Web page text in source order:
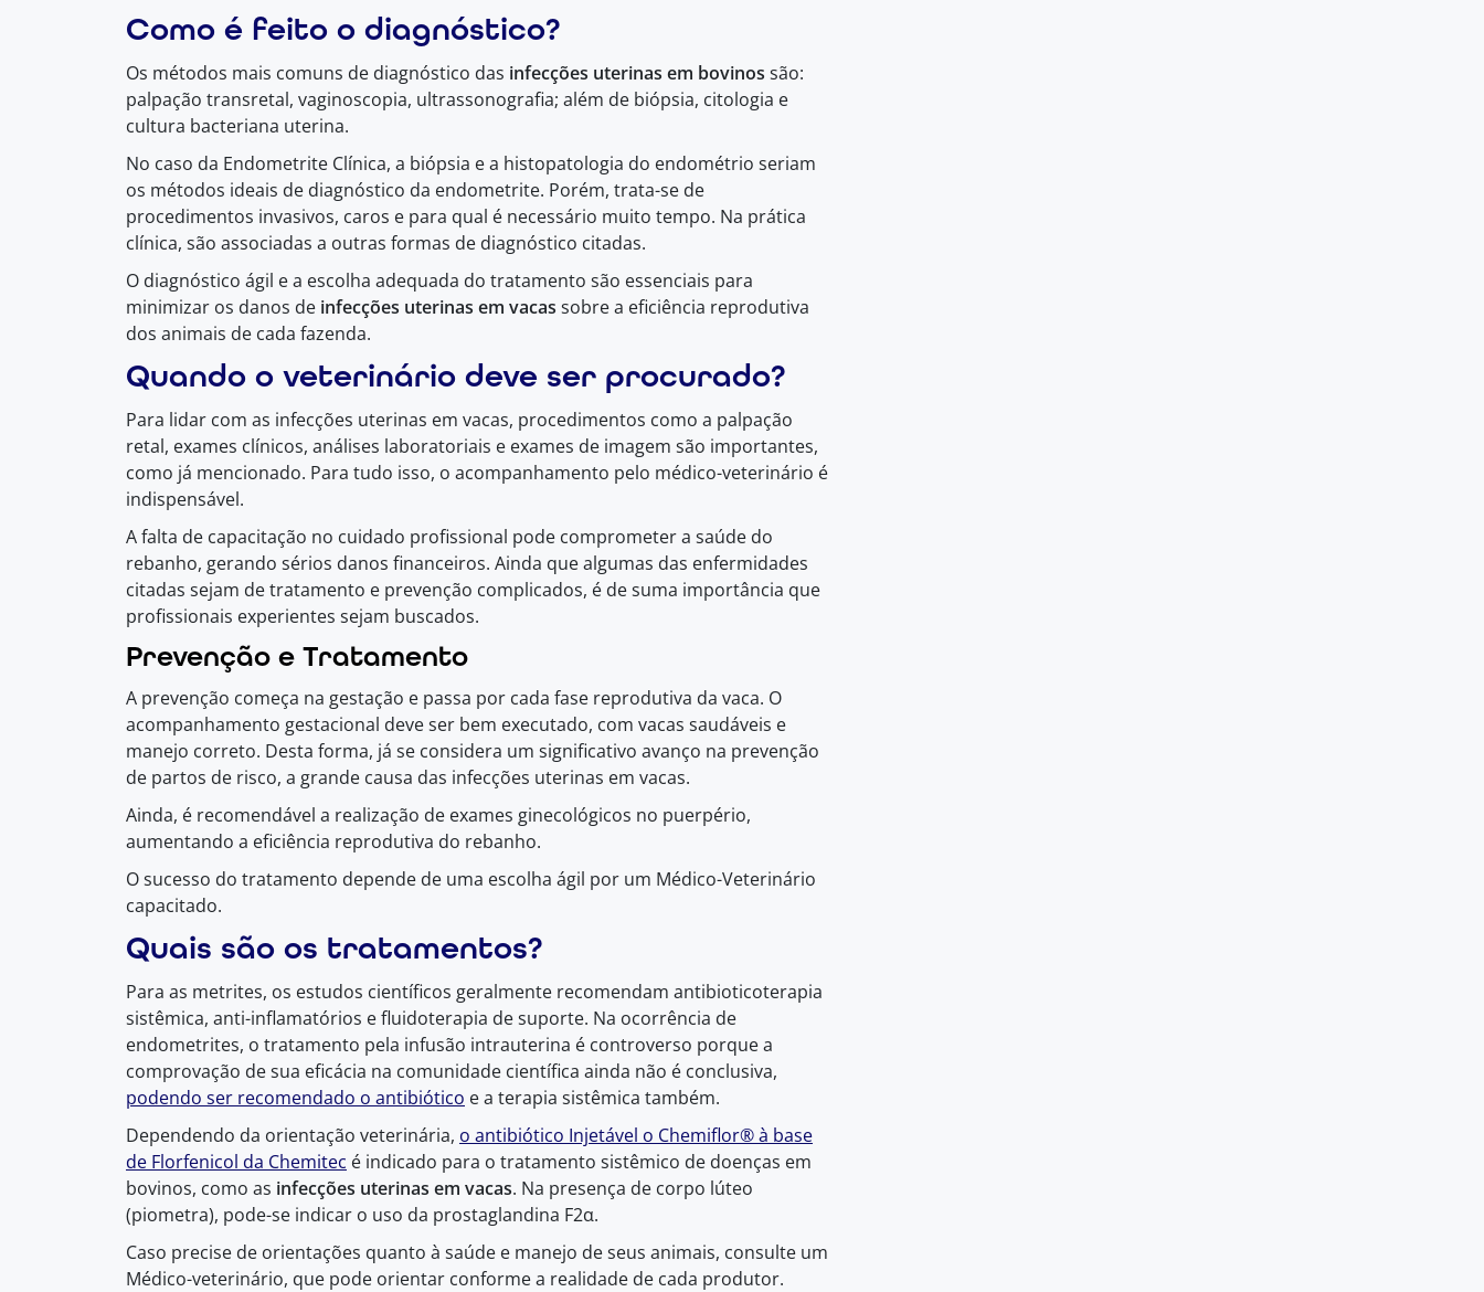
Como é feito o diagnóstico?
Os métodos mais comuns de diagnóstico das infecções uterinas em bovinos são:
palpação transretal, vaginoscopia, ultrassonografia; além de biópsia, citologia e
cultura bacteriana uterina.
No caso da Endometrite Clínica, a biópsia e a histopatologia do endométrio seriam
os métodos ideais de diagnóstico da endometrite. Porém, trata-se de
procedimentos invasivos, caros e para qual é necessário muito tempo. Na prática
clínica, são associadas a outras formas de diagnóstico citadas.
O diagnóstico ágil e a escolha adequada do tratamento são essenciais para
minimizar os danos de infecções uterinas em vacas sobre a eficiência reprodutiva
dos animais de cada fazenda.
Quando o veterinário deve ser procurado?
Para lidar com as infecções uterinas em vacas, procedimentos como a palpação
retal, exames clínicos, análises laboratoriais e exames de imagem são importantes,
como já mencionado. Para tudo isso, o acompanhamento pelo médico-veterinário é
indispensável.
A falta de capacitação no cuidado profissional pode comprometer a saúde do
rebanho, gerando sérios danos financeiros. Ainda que algumas das enfermidades
citadas sejam de tratamento e prevenção complicados, é de suma importância que
profissionais experientes sejam buscados.
Prevenção e Tratamento
A prevenção começa na gestação e passa por cada fase reprodutiva da vaca. O
acompanhamento gestacional deve ser bem executado, com vacas saudáveis e
manejo correto. Desta forma, já se considera um significativo avanço na prevenção
de partos de risco, a grande causa das infecções uterinas em vacas.
Ainda, é recomendável a realização de exames ginecológicos no puerpério,
aumentando a eficiência reprodutiva do rebanho.
O sucesso do tratamento depende de uma escolha ágil por um Médico-Veterinário
capacitado.
Quais são os tratamentos?
Para as metrites, os estudos científicos geralmente recomendam antibioticoterapia
sistêmica, anti-inflamatórios e fluidoterapia de suporte. Na ocorrência de
endometrites, o tratamento pela infusão intrauterina é controverso porque a
comprovação de sua eficácia na comunidade científica ainda não é conclusiva,
podendo ser recomendado o antibiótico e a terapia sistêmica também.
Dependendo da orientação veterinária, o antibiótico Injetável o Chemiflor® à base
de Florfenicol da Chemitec é indicado para o tratamento sistêmico de doenças em
bovinos, como as infecções uterinas em vacas. Na presença de corpo lúteo
(piometra), pode-se indicar o uso da prostaglandina F2α.
Caso precise de orientações quanto à saúde e manejo de seus animais, consulte um
Médico-veterinário, que pode orientar conforme a realidade de cada produtor.